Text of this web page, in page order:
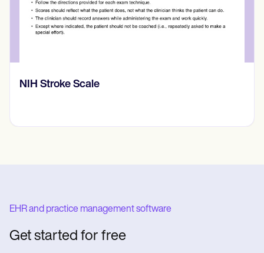
NIH Stroke Scale
EHR and practice management software
Get started for free